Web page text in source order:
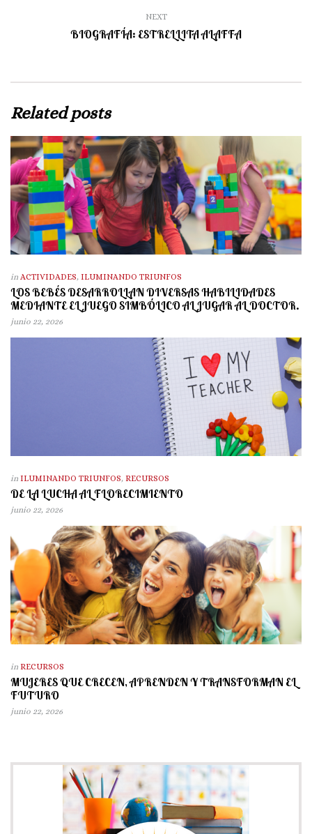
NEXT
BIOGRAFÍA: ESTRELLITA ALAFFA
Related posts
in ACTIVIDADES, ILUMINANDO TRIUNFOS
LOS BEBÉS DESARROLLAN DIVERSAS HABILIDADES
MEDIANTE EL JUEGO SIMBÓLICO AL JUGAR AL DOCTOR.
junio 22, 2026
in ILUMINANDO TRIUNFOS, RECURSOS
DE LA LUCHA AL FLORECIMIENTO
junio 22, 2026
in RECURSOS
MUJERES QUE CRECEN, APRENDEN Y TRANSFORMAN EL
FUTURO
junio 22, 2026